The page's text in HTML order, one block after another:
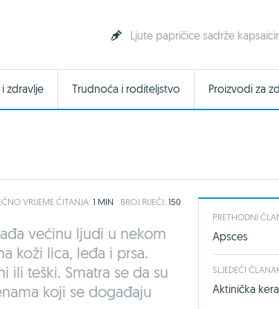
Ljute papričice sadrže
i zdravlje Trudnoća i roditeljstvo Proizvodi za
VRIJEME ČITANJA: 1 MIN BROJ RIJEČI: 150
većinu ljudi u nekom
koži lica, leđa i prsa.
teški. Smatra se da su
koji se događaju
PRETHODNI
Apsces
SLJEDEĆI
Aktinička